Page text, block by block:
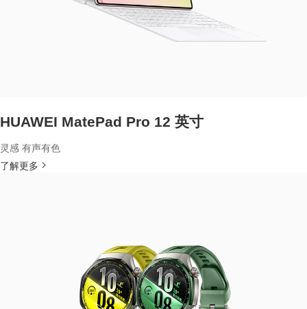
HUAWEI MatePad Pro 12 英寸
灵感 有声有色
了解更多